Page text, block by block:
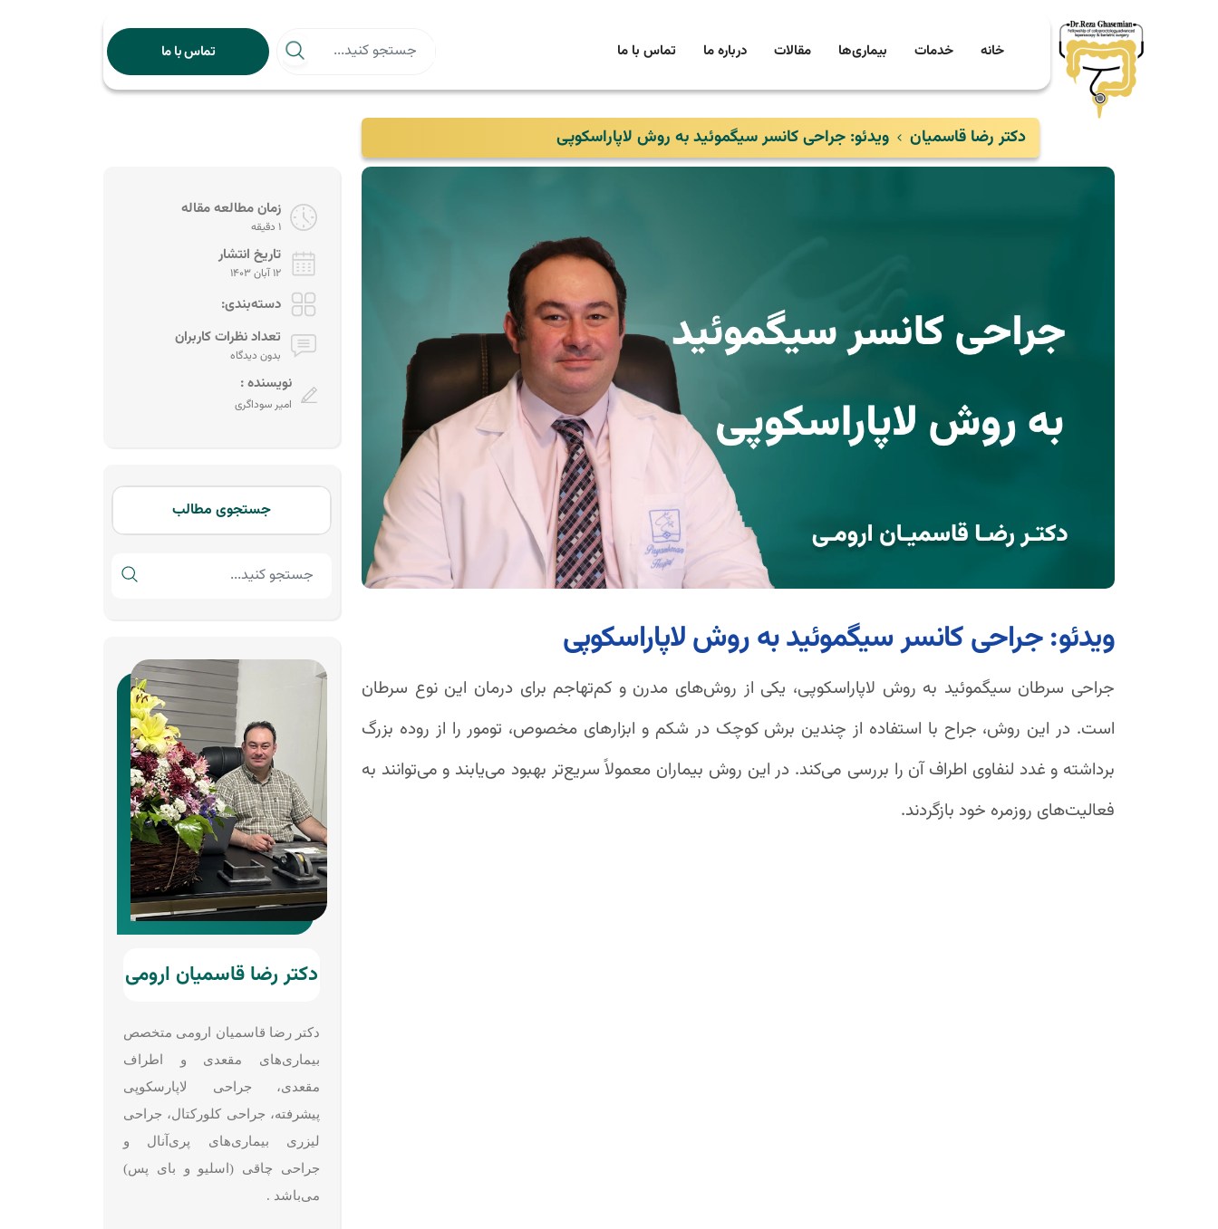
خانه خدمات بیماری‌ها مقالات درباره ما تماس با ما تماس با ما
دکتر رضا قاسمیان ویدئو: جراحی کانسر سیگموئید به روش لاپاراسکوپی
ویدئو: جراحی کانسر سیگموئید به روش لاپاراسکوپی
جراحی سرطان سیگموئید به روش لاپاراسکوپی، یکی از روش‌های مدرن و کم‌تهاجم برای درمان این نوع سرطان
است. در این روش، جراح با استفاده از چندین برش کوچک در شکم و ابزارهای مخصوص، تومور را از روده بزرگ
برداشته و غدد لنفاوی اطراف آن را بررسی می‌کند. در این روش بیماران معمولاً سریع‌تر بهبود می‌یابند و می‌توانند به
فعالیت‌های روزمره خود بازگردند.
زمان مطالعه مقاله
1 دقیقه
تاریخ انتشار
12 آبان 1403
دسته‌بندی:
تعداد نظرات کاربران
بدون دیدگاه
نویسنده :
امیر سوداگری
جستجوی مطالب
دکتر رضا قاسمیان ارومی
دکتر رضا قاسمیان ارومی متخصص
بیماری‌های مقعدی و اطراف
مقعدی، جراحی لاپارسکوپی
پیشرفته، جراحی کلورکتال، جراحی
لیزری بیماری‌های پری‌آنال و
جراحی چاقی (اسلیو و بای پس)
می‌باشد .